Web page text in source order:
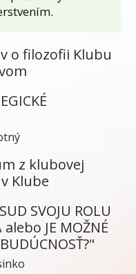
o filozofii Klubu
z klubovej
Klube
SVOJU ROLU
alebo JE MOŽNÉ